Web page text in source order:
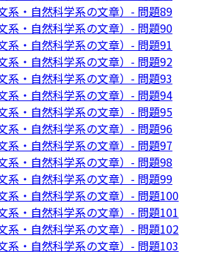
系・自然科学系の文章）- 問題89
系・自然科学系の文章）- 問題90
系・自然科学系の文章）- 問題91
系・自然科学系の文章）- 問題92
系・自然科学系の文章）- 問題93
系・自然科学系の文章）- 問題94
系・自然科学系の文章）- 問題95
系・自然科学系の文章）- 問題96
系・自然科学系の文章）- 問題97
系・自然科学系の文章）- 問題98
系・自然科学系の文章）- 問題99
系・自然科学系の文章）- 問題100
系・自然科学系の文章）- 問題101
系・自然科学系の文章）- 問題102
系・自然科学系の文章）- 問題103